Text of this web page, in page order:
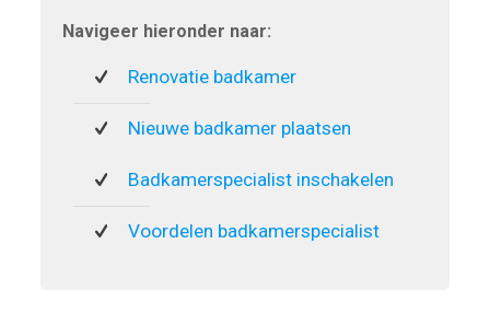
Navigeer hieronder naar:
Renovatie badkamer
Nieuwe badkamer plaatsen
Badkamerspecialist inschakelen
Voordelen badkamerspecialist